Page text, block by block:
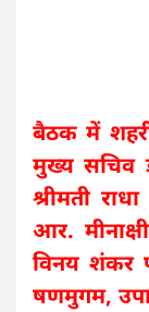
बैठक में शहरी
मुख्य सचिव
श्रीमती
आर.
विनय शंकर
षणमुगम,